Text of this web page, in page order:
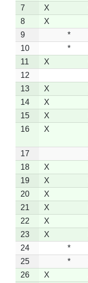
7
X
8
X
9
*
10
*
11
X
12
13
X
14
X
15
X
16
X
17
18
X
19
X
20
X
21
X
22
X
23
X
24
*
25
*
26
X